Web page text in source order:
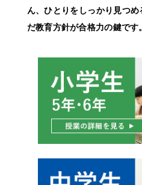
ん、ひとりをしっかり見つ
だ教育方針が合格力の鍵です